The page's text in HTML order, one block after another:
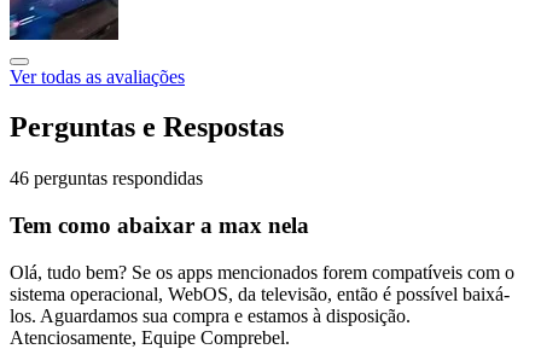
Ver todas as avaliações
Perguntas e Respostas
46 perguntas respondidas
Tem como abaixar a max nela
Olá, tudo bem? Se os apps mencionados forem compatíveis com o
sistema operacional, WebOS, da televisão, então é possível baixá-
los. Aguardamos sua compra e estamos à disposição.
Atenciosamente, Equipe Comprebel.